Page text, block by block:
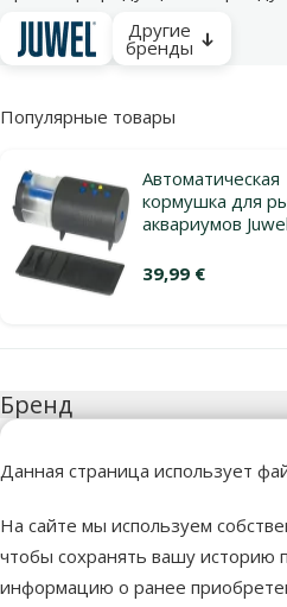
Данная страница использует
На сайте мы используем
чтобы сохранять вашу историю
информацию о ранее
Другие
бренды
Популярные товары
Автоматическая
кормушка для
аквариумов Juwel
39,99 €
Бренд
Поиск по бренду
Juwel